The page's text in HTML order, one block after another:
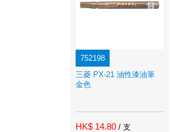
752198
三菱 PX-21 油性漆油筆
金色
HK$ 14.80 / 支